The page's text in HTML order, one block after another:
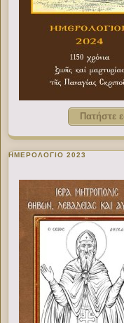
Πατήστε
ΗΜΕΡΟΛΟΓΙΟ 2023